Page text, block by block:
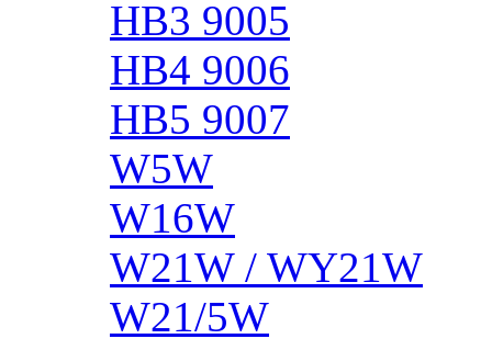
HB3 9005
HB4 9006
HB5 9007
W5W
W16W
W21W / WY21W
W21/5W